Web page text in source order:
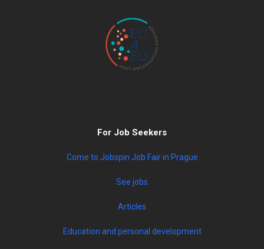
For Job Seekers
Come to Jobspin Job Fair in Prague
See jobs
Articles
Education and personal development